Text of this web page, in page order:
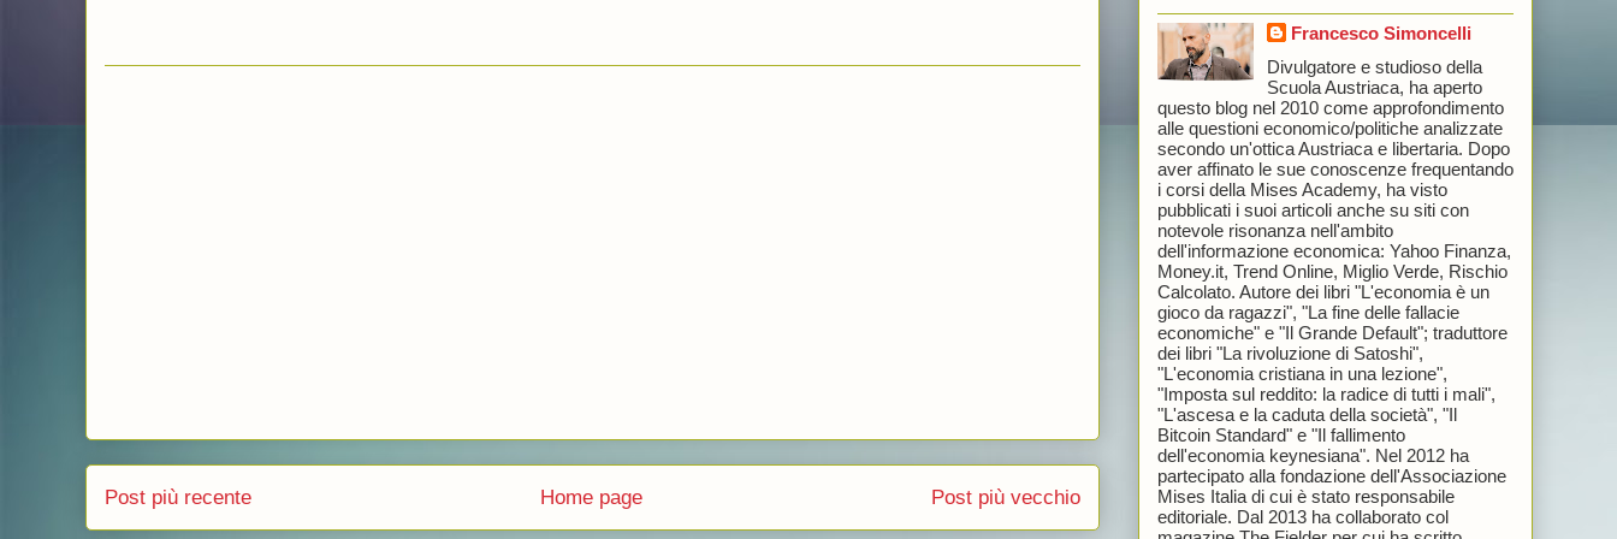
Post più recente Post più vecchio
Home page
Francesco Simoncelli
Divulgatore e studioso della
Scuola Austriaca, ha aperto
questo blog nel 2010 come approfondimento
alle questioni economico/politiche analizzate
secondo un'ottica Austriaca e libertaria. Dopo
aver affinato le sue conoscenze frequentando
i corsi della Mises Academy, ha visto
pubblicati i suoi articoli anche su siti con
notevole risonanza nell'ambito
dell'informazione economica: Yahoo Finanza,
Money.it, Trend Online, Miglio Verde, Rischio
Calcolato. Autore dei libri "L'economia è un
gioco da ragazzi", "La fine delle fallacie
economiche" e "Il Grande Default"; traduttore
dei libri "La rivoluzione di Satoshi",
"L'economia cristiana in una lezione",
"Imposta sul reddito: la radice di tutti i mali",
"L'ascesa e la caduta della società", "Il
Bitcoin Standard" e "Il fallimento
dell'economia keynesiana". Nel 2012 ha
partecipato alla fondazione dell'Associazione
Mises Italia di cui è stato responsabile
editoriale. Dal 2013 ha collaborato col